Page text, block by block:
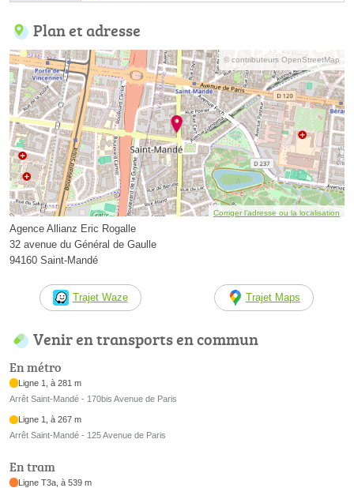
Plan et adresse
© contributeurs OpenStreetMap
Corriger l’adresse ou la localisation
Agence Allianz Eric Rogalle
32 avenue du Général de Gaulle
94160 Saint-Mandé
Trajet Waze Trajet Maps
Venir en transports en commun
En métro
Ligne 1, à 281 m
Arrêt Saint-Mandé - 170bis Avenue de Paris
Ligne 1, à 267 m
Arrêt Saint-Mandé - 125 Avenue de Paris
En tram
Ligne T3a, à 539 m